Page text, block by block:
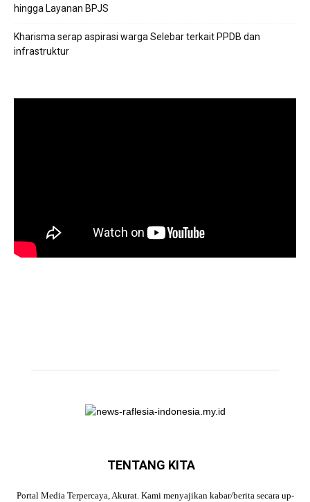
hingga Layanan BPJS
Kharisma serap aspirasi warga Selebar terkait PPDB dan
infrastruktur
TENTANG KITA
Portal Media Terpercaya, Akurat. Kami menyajikan kabar/berita secara up-